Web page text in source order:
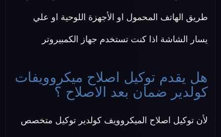
طريق الهاتف المحمول او الأجهزة اللوحية او علي
يسار الشاشة اذا كنت تستخدم جهاز الكمبيروتر
هل يقدم توكيل اصلاح ميكروويفات
كولدير ضمان بعد الاصلاح ؟
لأن توكيل اصلاح الميكروويف كولدير توكيل متخصص